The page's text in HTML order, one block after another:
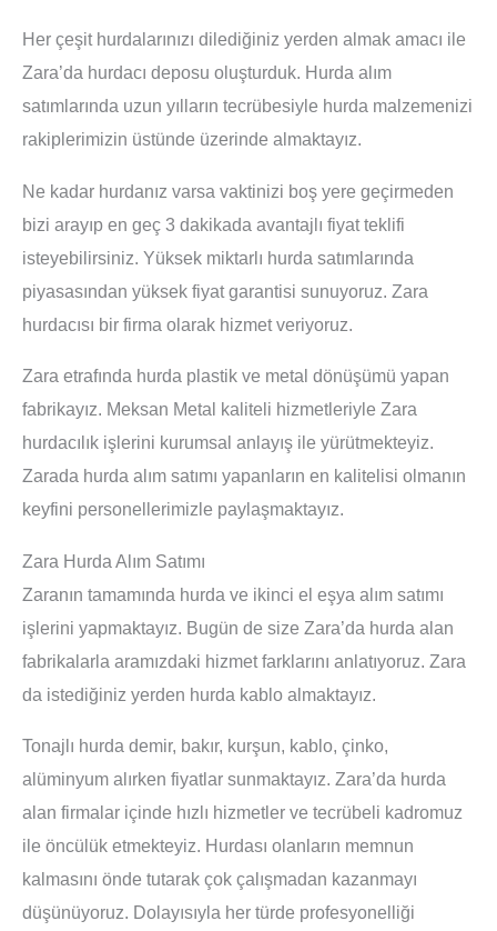
Her çeşit hurdalarınızı dilediğiniz yerden almak amacı ile
Zara’da hurdacı deposu oluşturduk. Hurda alım
satımlarında uzun yılların tecrübesiyle hurda malzemenizi
rakiplerimizin üstünde üzerinde almaktayız.
Ne kadar hurdanız varsa vaktinizi boş yere geçirmeden
bizi arayıp en geç 3 dakikada avantajlı fiyat teklifi
isteyebilirsiniz. Yüksek miktarlı hurda satımlarında
piyasasından yüksek fiyat garantisi sunuyoruz. Zara
hurdacısı bir firma olarak hizmet veriyoruz.
Zara etrafında hurda plastik ve metal dönüşümü yapan
fabrikayız. Meksan Metal kaliteli hizmetleriyle Zara
hurdacılık işlerini kurumsal anlayış ile yürütmekteyiz.
Zarada hurda alım satımı yapanların en kalitelisi olmanın
keyfini personellerimizle paylaşmaktayız.
Zara Hurda Alım Satımı
Zaranın tamamında hurda ve ikinci el eşya alım satımı
işlerini yapmaktayız. Bugün de size Zara’da hurda alan
fabrikalarla aramızdaki hizmet farklarını anlatıyoruz. Zara
da istediğiniz yerden hurda kablo almaktayız.
Tonajlı hurda demir, bakır, kurşun, kablo, çinko,
alüminyum alırken fiyatlar sunmaktayız. Zara’da hurda
alan firmalar içinde hızlı hizmetler ve tecrübeli kadromuz
ile öncülük etmekteyiz. Hurdası olanların memnun
kalmasını önde tutarak çok çalışmadan kazanmayı
düşünüyoruz. Dolayısıyla her türde profesyonelliği